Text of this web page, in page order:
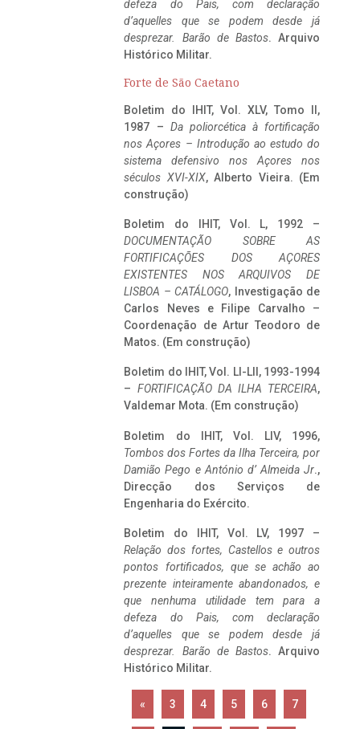
defeza do Pais, com declaração
d’aquelles que se podem desde já
desprezar. Barão de Bastos. Arquivo
Histórico Militar.
Forte de São Caetano
Boletim do IHIT, Vol. XLV, Tomo II,
1987 – Da poliorcética à fortificação
nos Açores – Introdução ao estudo do
sistema defensivo nos Açores nos
séculos XVI-XIX, Alberto Vieira. (Em
construção)
Boletim do IHIT, Vol. L, 1992 –
DOCUMENTAÇÃO SOBRE AS
FORTIFICAÇÕES DOS AÇORES
EXISTENTES NOS ARQUIVOS DE
LISBOA – CATÁLOGO, Investigação de
Carlos Neves e Filipe Carvalho –
Coordenação de Artur Teodoro de
Matos. (Em construção)
Boletim do IHIT, Vol. LI-LII, 1993-1994
– FORTIFICAÇÃO DA ILHA TERCEIRA,
Valdemar Mota. (Em construção)
Boletim do IHIT, Vol. LIV, 1996,
Tombos dos Fortes da Ilha Terceira, por
Damião Pego e António d’ Almeida Jr.,
Direcção dos Serviços de
Engenharia do Exército.
Boletim do IHIT, Vol. LV, 1997 –
Relação dos fortes, Castellos e outros
pontos fortificados, que se achão ao
prezente inteiramente abandonados, e
que nenhuma utilidade tem para a
defeza do Pais, com declaração
d’aquelles que se podem desde já
desprezar. Barão de Bastos. Arquivo
Histórico Militar.
« 3 4 5 6 7